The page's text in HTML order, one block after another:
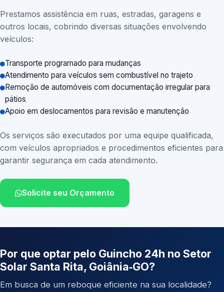
Prestamos assistência em ruas, estradas, garagens e
outros locais, cobrindo diversas situações envolvendo
veículos:
Transporte programado para mudanças
Atendimento para veículos sem combustível no trajeto
Remoção de automóveis com documentação irregular para
pátios
Apoio em deslocamentos para revisão e manutenção
Os serviços são executados por uma equipe qualificada,
com veículos apropriados e procedimentos eficientes para
garantir segurança em cada atendimento.
Solicite seu Orçamento
Por que optar pelo Guincho 24h no Setor
Solar Santa Rita, Goiânia‑GO?
Em busca de um reboque eficiente na sua localidade?